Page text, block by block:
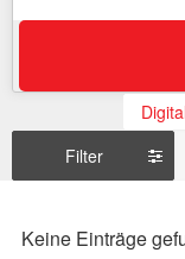
Filter
Keine Einträge